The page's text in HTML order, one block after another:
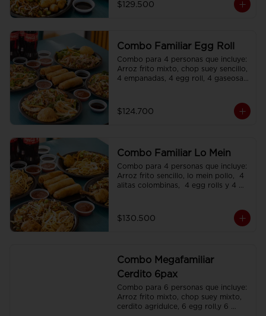
$129.500
Combo Familiar Egg Roll
Combo para 4 personas que incluye:
Arroz frito mixto, chop suey sencillo,
4 empanadas, 4 egg roll, 4 gaseosas,
$124.700
Combo Familiar Lo Mein
Combo para 4 personas que incluye:
Arroz frito sencillo, lo mein pollo,  4
alitas colombinas,  4 egg rolls y 4
$130.500
Combo Megafamiliar
Cerdito 6pax
Combo para 6 personas que incluye:
Arroz frito mixto, chop suey mixto,
cerdito agridulce, 6 egg roll,y 6